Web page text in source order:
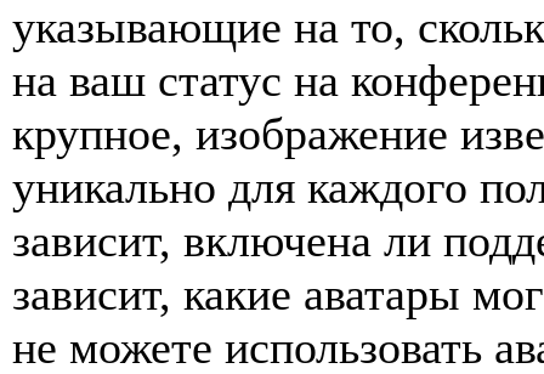
указывающие на то,
на ваш статус на
крупное, изображение
уникально для каждого
зависит, включена ли
зависит, какие аватары
не можете использовать